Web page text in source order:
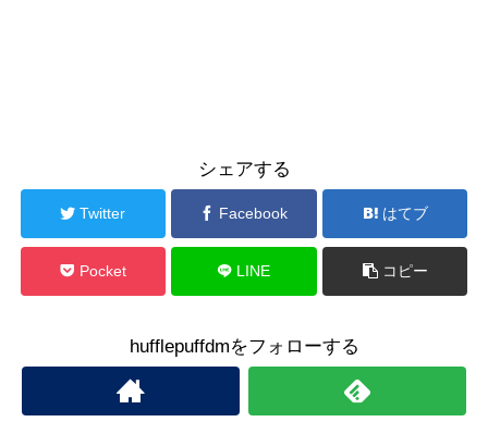
シェアする
Twitter Facebook はてブ
Pocket LINE コピー
hufflepuffdmをフォローする